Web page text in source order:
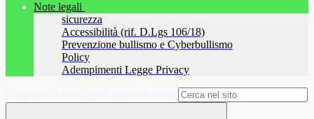
Note legali
sicurezza
Accessibilità (rif. D.Lgs 106/18)
Prevenzione bullismo e Cyberbullismo
Policy
Adempimenti Legge Privacy